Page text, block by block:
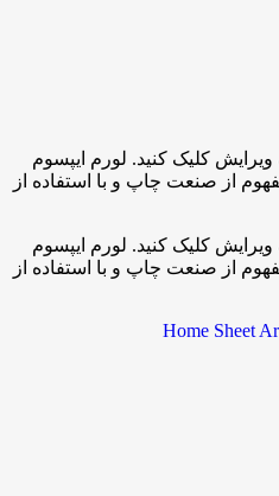
کلیک کنید. لورم ایپسوم
از صنعت چاپ و با استفاده از
کلیک کنید. لورم ایپسوم
از صنعت چاپ و با استفاده از